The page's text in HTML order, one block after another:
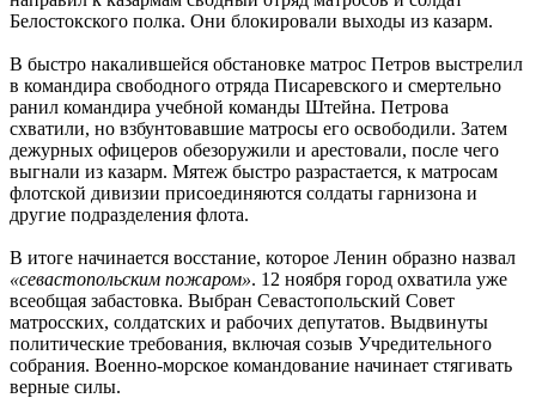
Белостокского полка. Они блокировали выходы из казарм.
В быстро накалившейся обстановке матрос Петров выстрелил
в командира свободного отряда Писаревского и смертельно
ранил командира учебной команды Штейна. Петрова
схватили, но взбунтовавшие матросы его освободили. Затем
дежурных офицеров обезоружили и арестовали, после чего
выгнали из казарм. Мятеж быстро разрастается, к матросам
флотской дивизии присоединяются солдаты гарнизона и
другие подразделения флота.
В итоге начинается восстание, которое Ленин образно назвал
«севастопольским пожаром». 12 ноября город охватила уже
всеобщая забастовка. Выбран Севастопольский Совет
матросских, солдатских и рабочих депутатов. Выдвинуты
политические требования, включая созыв Учредительного
собрания. Военно-морское командование начинает стягивать
верные силы.